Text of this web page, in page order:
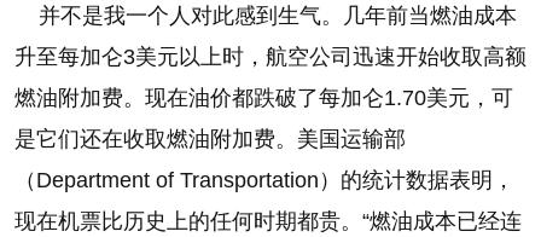
并不是我一个人对此感到生气。几年前当燃油成本
升至每加仑3美元以上时，航空公司迅速开始收取高额
燃油附加费。现在油价都跌破了每加仑1.70美元，可
是它们还在收取燃油附加费。美国运输部
（Department of Transportation）的统计数据表明，
现在机票比历史上的任何时期都贵。“燃油成本已经连